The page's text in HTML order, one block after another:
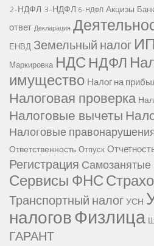
2-НДФЛ 3-НДФЛ 6-НДФЛ Акцизы
ответ Декларация
ЕНВД Земельный налог ИП
Маркировка НДС НДФЛ
имущество Налог на
Налоговая проверка
Налоговые вычеты
Налоговые
Ответственность Отпуск
Регистрация Самозанятые
Сервисы ФНС
Транспортный налогУСН
налоговФизлица
ГАРАНТ